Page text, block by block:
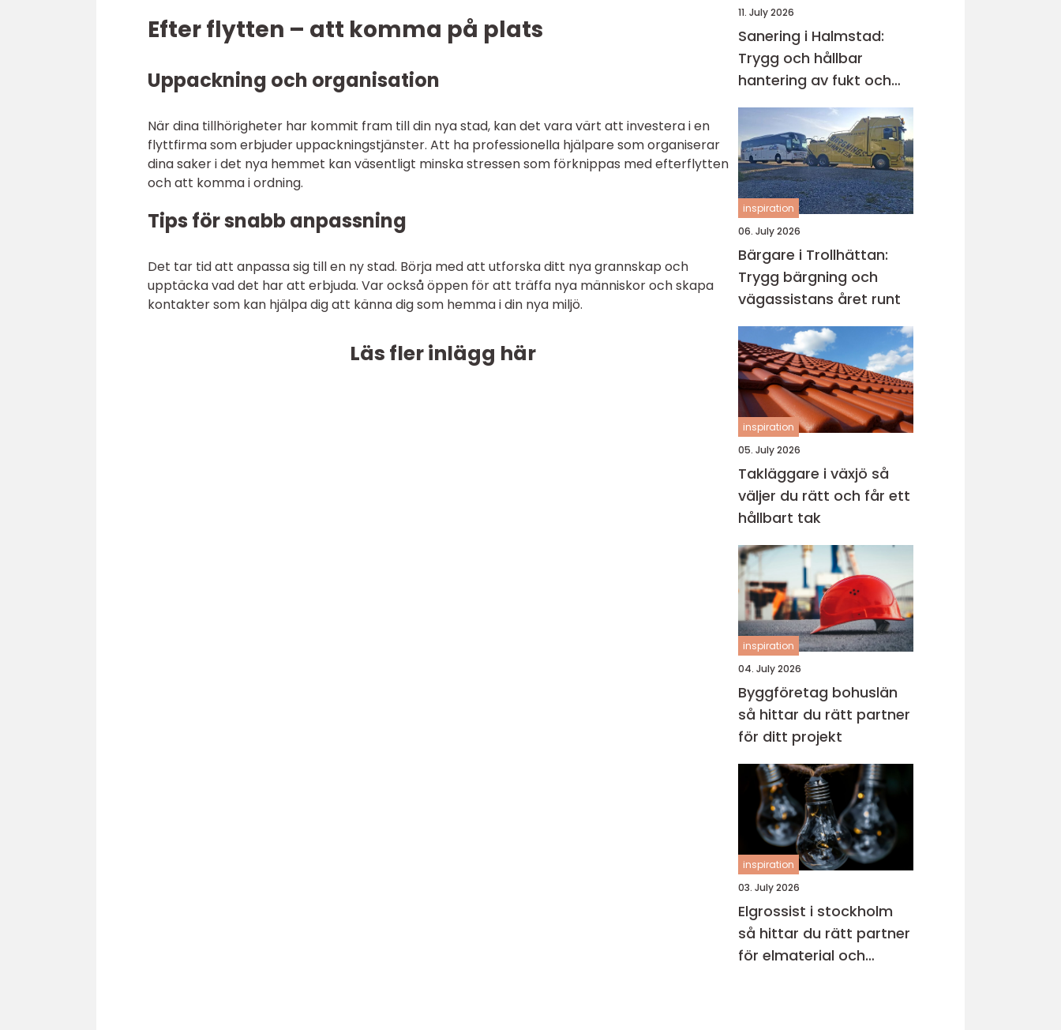
Efter flytten – att komma på plats
Uppackning och organisation
När dina tillhörigheter har kommit fram till din nya stad, kan det vara värt att investera i en
flyttfirma som erbjuder uppackningstjänster. Att ha professionella hjälpare som organiserar
dina saker i det nya hemmet kan väsentligt minska stressen som förknippas med efterflytten
och att komma i ordning.
Tips för snabb anpassning
Det tar tid att anpassa sig till en ny stad. Börja med att utforska ditt nya grannskap och
upptäcka vad det har att erbjuda. Var också öppen för att träffa nya människor och skapa
kontakter som kan hjälpa dig att känna dig som hemma i din nya miljö.
Läs fler inlägg här
11. July 2026
Sanering i Halmstad:
Trygg och hållbar
hantering av fukt och
skador
inspiration
06. July 2026
Bärgare i Trollhättan:
Trygg bärgning och
vägassistans året runt
inspiration
05. July 2026
Takläggare i växjö så
väljer du rätt och får ett
hållbart tak
inspiration
04. July 2026
Byggföretag bohuslän
så hittar du rätt partner
för ditt projekt
inspiration
03. July 2026
Elgrossist i stockholm
så hittar du rätt partner
för elmaterial och